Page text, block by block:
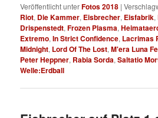
Veröffentlicht unterFotos 2018 |
Riot, Die Kammer, Eisbrecher, Eisfabrik,
Drispenstedt,Frozen Plasma,
Extremo,In Strict Confidence, Lacrimas
Midnight, Lord Of The Lost,M'era Luna
Peter Heppner, Rabia Sorda,Saltatio
Welle:Erdball